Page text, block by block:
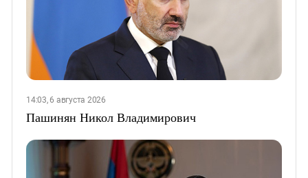
14:03, 6 августа 2026
Пашинян Никол Владимирович